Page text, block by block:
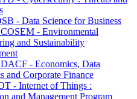
- Data Science for Business
- Environmental
and Sustainability
- Economics, Data
and Corporate Finance
- Internet of Things :
and Management Program